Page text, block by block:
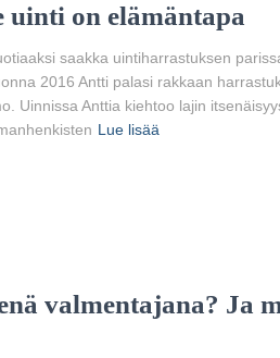
on elämäntapa
saakka uintiharrastuksen
2016 Antti palasi rakkaan
Uinnissa Anttia kiehtoo lajin
Lue lisää
valmentajana? Ja